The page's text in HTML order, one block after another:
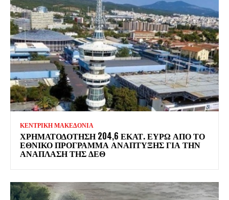
ΚΕΝΤΡΙΚΗ ΜΑΚΕΔΟΝΙΑ
ΧΡΗΜΑΤΟΔΌΤΗΣΗ 204,6 ΕΚΑΤ. ΕΥΡΏ ΑΠΌ ΤΟ
ΕΘΝΙΚΌ ΠΡΌΓΡΑΜΜΑ ΑΝΆΠΤΥΞΗΣ ΓΙΑ ΤΗΝ
ΑΝΆΠΛΑΣΗ ΤΗΣ ΔΕΘ